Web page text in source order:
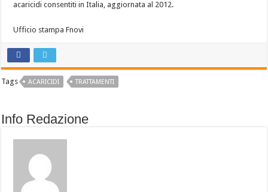
acaricidi consentiti in Italia, aggiornata al 2012.
Ufficio stampa Fnovi
Tags ACARICIDI TRATTAMENTI
Info Redazione